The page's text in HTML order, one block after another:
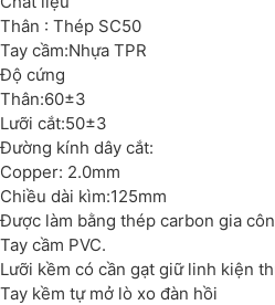
Thân : Thép SC50
Tay cầm:Nhựa TPR
Độ cứng
Thân:60±3
Lưỡi cắt:50±3
Đường kính dây cắt:
Copper: 2.0mm
Chiều dài kìm:125mm
Được làm bằng thép carbon gia
Tay cầm PVC.
Lưỡi kềm có cần gạt giữ linh kiện
Tay kềm tự mở lò xo đàn hồi